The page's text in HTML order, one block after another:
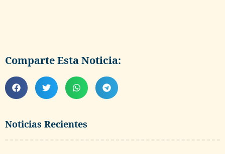
Noticias Recientes
Comparte Esta Noticia: